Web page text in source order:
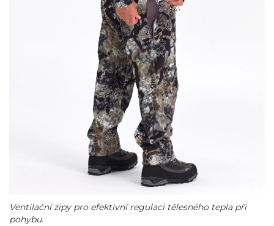
Ventilační zipy pro efektivní regulaci tělesného tepla při
pohybu.